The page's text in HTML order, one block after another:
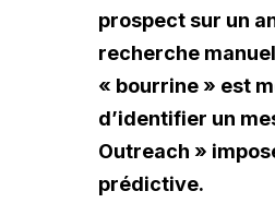
prospect sur un
recherche
« bourrine » est
d’identifier un
Outreach »
prédictive.